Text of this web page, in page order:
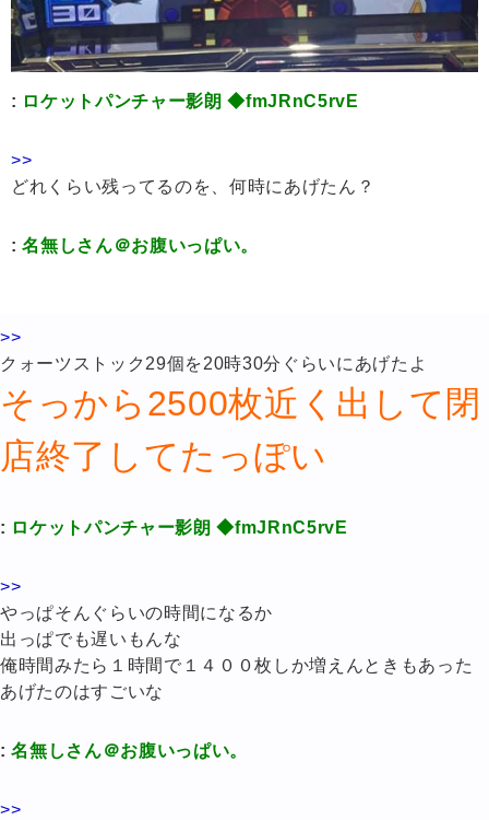
: ロケットパンチャー影朗 ◆fmJRnC5rvE
>>
どれくらい残ってるのを、何時にあげたん？
:名無しさん＠お腹いっぱい。
>>
クォーツストック29個を20時30分ぐらいにあげたよ
そっから2500枚近く出して閉
店終了してたっぽい
: ロケットパンチャー影朗 ◆fmJRnC5rvE
>>
やっぱそんぐらいの時間になるか
出っぱでも遅いもんな
俺時間みたら１時間で１４００枚しか増えんときもあった
あげたのはすごいな
:名無しさん＠お腹いっぱい。
>>